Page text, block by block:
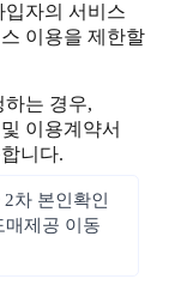
입자의 서비스
이용을 제한할
는 경우,
이용계약서
니다.
차 본인확인
매제공 이동